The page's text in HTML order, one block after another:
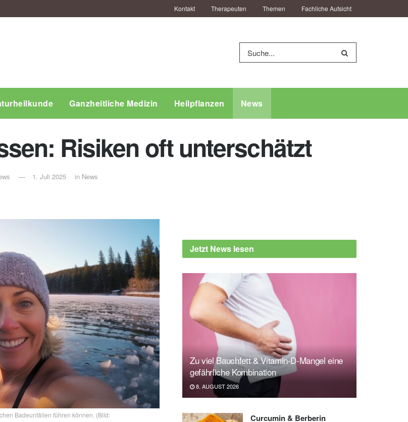
Kontakt Therapeuten Themen Fachliche Aufsicht
Ganzheitliche Medizin Heilpflanzen News
Risiken oft unterschätzt
1. Juli 2025 in News
Badeunfällen führen können. (Bild:
Jetzt News lesen
Zu viel Bauchfett & Vitamin-D-Mangel eine
gefährliche Kombination
8. AUGUST 2026
Curcumin & Berberin